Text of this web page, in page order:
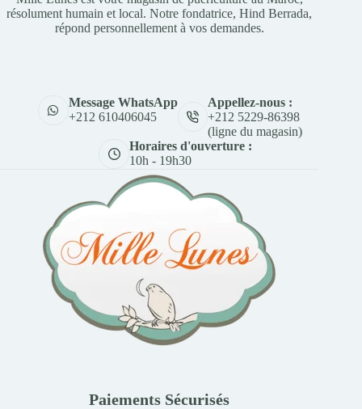
résolument humain et local. Notre fondatrice, Hind Berrada,
répond personnellement à vos demandes.
Message WhatsApp
+212 610406045
Appellez-nous :
+212 5229-86398
(ligne du magasin)
Horaires d'ouverture :
10h - 19h30
Paiements Sécurisés